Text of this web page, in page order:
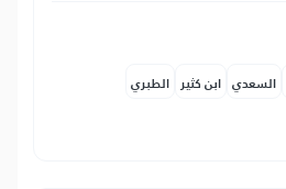
السعدي ابن كثير الطبري